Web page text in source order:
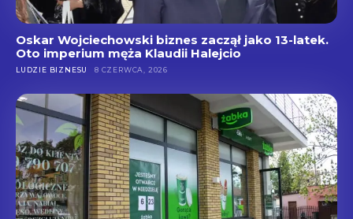
Oskar Wojciechowski biznes zaczął jako 13-latek.
Oto imperium męża Klaudii Halejcio
LUDZIE BIZNESU 8 CZERWCA, 2026